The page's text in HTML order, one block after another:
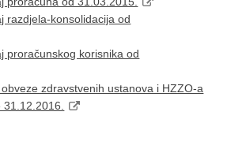
razdjela-konsolidacija od
proračunskog korisnika od
zdravstvenih ustanova i HZZO-a